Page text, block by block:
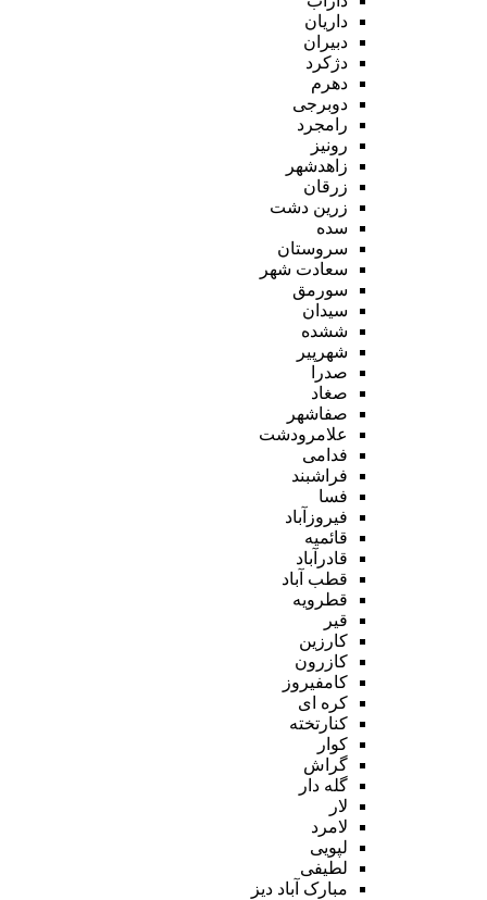
داریان
دبیران
دژکرد
دهرم
دوبرجی
رامجرد
رونیز
زاهدشهر
زرقان
زرین دشت
سده
سروستان
سعادت شهر
سورمق
سیدان
ششده
شهرپیر
صدرا
صغاد
صفاشهر
علامرودشت
فدامی
فراشبند
فسا
فیروزآباد
قائمیه
قادرآباد
قطب آباد
قطرویه
قیر
کارزین
کازرون
کامفیروز
کره ای
کنارتخته
کوار
گراش
گله دار
لار
لامرد
لپویی
لطیفی
مبارک آباد دیز